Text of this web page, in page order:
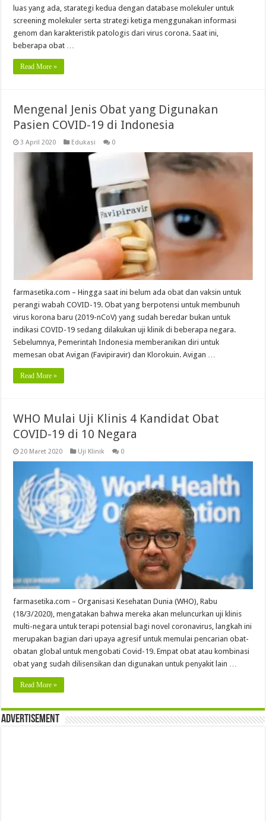
luas yang ada, starategi kedua dengan database molekuler untuk
screening molekuler serta strategi ketiga menggunakan informasi
genom dan karakteristik patologis dari virus corona. Saat ini,
beberapa obat …
Read More »
Mengenal Jenis Obat yang Digunakan
Pasien COVID-19 di Indonesia
3 April 2020 Edukasi 0
farmasetika.com – Hingga saat ini belum ada obat dan vaksin untuk
perangi wabah COVID-19. Obat yang berpotensi untuk membunuh
virus korona baru (2019-nCoV) yang sudah beredar bukan untuk
indikasi COVID-19 sedang dilakukan uji klinik di beberapa negara.
Sebelumnya, Pemerintah Indonesia memberanikan diri untuk
memesan obat Avigan (Favipiravir) dan Klorokuin. Avigan …
Read More »
WHO Mulai Uji Klinis 4 Kandidat Obat
COVID-19 di 10 Negara
20 Maret 2020 Uji Klinik 0
farmasetika.com – Organisasi Kesehatan Dunia (WHO), Rabu
(18/3/2020), mengatakan bahwa mereka akan meluncurkan uji klinis
multi-negara untuk terapi potensial bagi novel coronavirus, langkah ini
merupakan bagian dari upaya agresif untuk memulai pencarian obat-
obatan global untuk mengobati Covid-19. Empat obat atau kombinasi
obat yang sudah dilisensikan dan digunakan untuk penyakit lain …
Read More »
Advertisement